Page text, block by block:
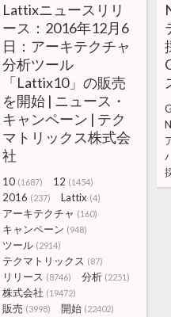
Lattixニュースリリ
ース：2016年12月6
日：アーキテクチャ
分析ツール
「Lattix10」の販売
を開始 | ニュース・
キャンペーン | テク
マトリックス株式会
社
10 (1687) 12 (1454)
2016 (237) Lattix (4)
アーキテクチャ (160)
キャンペーン (948)
ツール (2914)
テクマトリックス (87)
リリース (8746) 分析 (2251)
株式会社 (19472)
販売 (3998) 開始 (22402)